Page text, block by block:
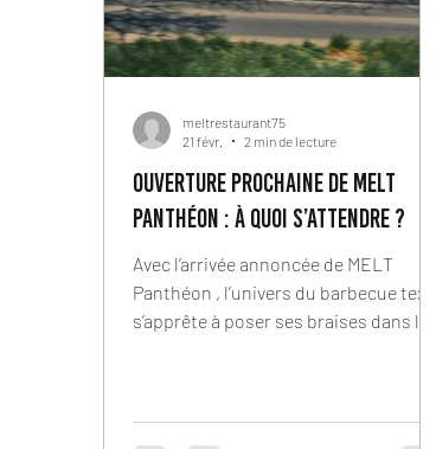
Ouverture prochaine de MELT
Panthéon : à quoi s’attendre ?
Avec l’arrivée annoncée de MELT
Panthéon , l’univers du barbecue texan
s’apprête à poser ses braises dans le
meltrestaurant75
21 févr.
2 min de lecture